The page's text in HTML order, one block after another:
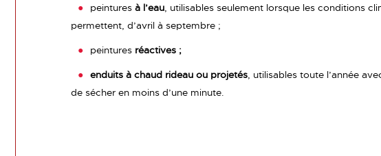
peintures à l’eau , utilisables seulement lorsque les conditions
permettent, d’avril à septembre ;
peintures réactives ;
enduits à chaud rideau ou projetés , utilisables toute l’année
de sécher en moins d’une minute.